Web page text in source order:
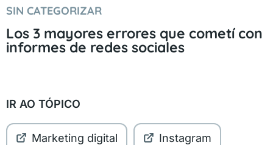
SIN CATEGORIZAR
Los 3 mayores errores que cometí con
informes de redes sociales
IR AO TÓPICO
Marketing digital Instagram